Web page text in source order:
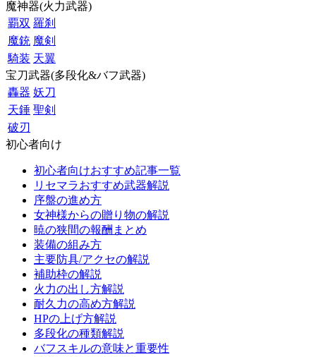
魔神器(火力武器)
覇双 羅刹
魔銃 魔剣
騎装 天翼
宝刀武器(多段化&バフ武器)
轟器 妖刀
天錘 聖剣
破刃
初心者向け
初心者向けおすすめ記事一覧
リセマラおすすめ武器解説
序盤の進め方
女神様からの贈り物の解説
暁の狭間の報酬まとめ
装備の組み方
主要防具/アクセの解説
補助枠の解説
火力の出し方解説
耐久力の高め方解説
HPの上げ方解説
多段化の種類解説
バフスキルの意味と重要性